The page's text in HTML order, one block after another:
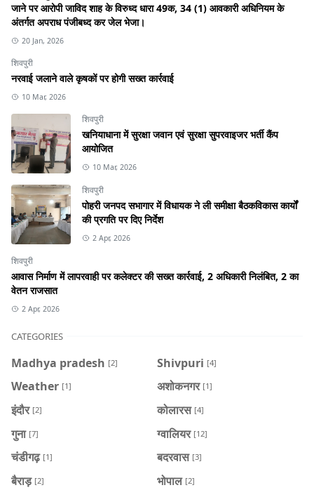
जाने पर आरोपी जाविद शाह के विरुध्द धारा 49क, 34 (1) आवकारी अधिनियम के
अंतर्गत अपराध पंजीबध्द कर जेल भेजा।
20 Jan, 2026
शिवपुरी
नरवाई जलाने वाले कृषकों पर होगी सख्त कार्रवाई
10 Mar, 2026
शिवपुरी
खनियाधाना में सुरक्षा जवान एवं सुरक्षा सुपरवाइजर भर्ती कैंप
आयोजित
10 Mar, 2026
शिवपुरी
पोहरी जनपद सभागार में विधायक ने ली समीक्षा बैठकविकास कार्यों
की प्रगति पर दिए निर्देश
2 Apr, 2026
शिवपुरी
आवास निर्माण में लापरवाही पर कलेक्टर की सख्त कार्रवाई, 2 अधिकारी निलंबित, 2 का
वेतन राजसात
2 Apr, 2026
CATEGORIES
Madhya pradesh [2] Shivpuri [4]
Weather [1] अशोकनगर [1]
इंदौर [2] कोलारस [4]
गुना [7] ग्वालियर [12]
चंडीगढ़ [1] बदरवास [3]
बैराड़ [2] भोपाल [2]